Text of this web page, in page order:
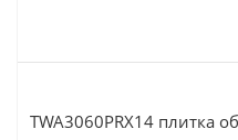
TWA3060PRX14 плитка